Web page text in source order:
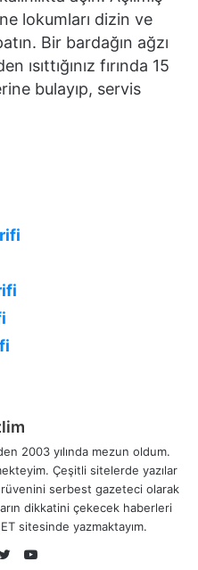
lokumları dizin ve
Bir bardağın ağzı
ısıttığınız fırında 15
bulayıp, servis
2003 yılında mezun oldum.
Çeşitli sitelerde yazılar
serbest gazeteci olarak
dikkatini çekecek haberleri
sitesinde yazmaktayım.
YouTube